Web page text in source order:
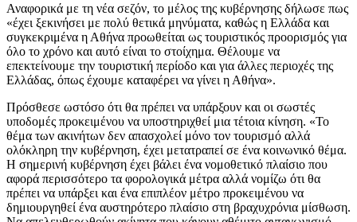
Αναφορικά με τη νέα σεζόν, το μέλος της κυβέρνησης δήλωσε πως
«έχει ξεκινήσει με πολύ θετικά μηνύματα, καθώς η Ελλάδα και
συγκεκριμένα η Αθήνα προωθείται ως τουριστικός προορισμός για
όλο το χρόνο και αυτό είναι το στοίχημα. Θέλουμε να
επεκτείνουμε την τουριστική περίοδο και για άλλες περιοχές της
Ελλάδας, όπως έχουμε καταφέρει να γίνει η Αθήνα».
Πρόσθεσε ωστόσο ότι θα πρέπει να υπάρξουν και οι σωστές
υποδομές προκειμένου να υποστηριχθεί μια τέτοια κίνηση. «Το
θέμα των ακινήτων δεν απασχολεί μόνο τον τουρισμό αλλά
ολόκληρη την κυβέρνηση, έχει μετατραπεί σε ένα κοινωνικό θέμα.
Η σημερινή κυβέρνηση έχει βάλει ένα νομοθετικό πλαίσιο που
αφορά περισσότερο τα φορολογικά μέτρα αλλά νομίζω ότι θα
πρέπει να υπάρξει και ένα επιπλέον μέτρο προκειμένου να
δημιουργηθεί ένα αυστηρότερο πλαίσιο στη βραχυχρόνια μίσθωση.